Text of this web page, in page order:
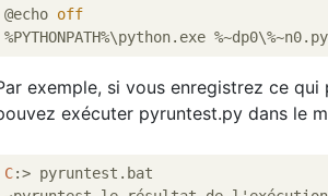
@echo off
exemple, si vous enregistrez ce
exécuter pyruntest.py dans le
C:> pyruntest.bat